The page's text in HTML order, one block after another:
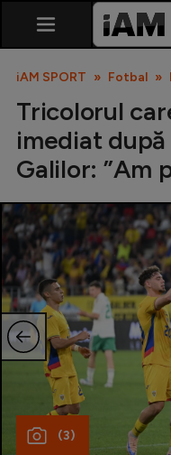
Liga 2
Cupa
Echipa
U21
Fotbal
Special
iAM SPORT Fotbal
Tricolorul
imediat după
Galilor: ”Am
(3)